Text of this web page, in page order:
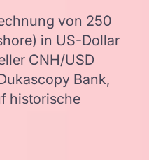
von 250
in US-Dollar
CNH/USD
Bank,
historische